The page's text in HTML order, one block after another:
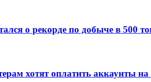
о рекорде по добыче в 500
хотят оплатить аккаунты